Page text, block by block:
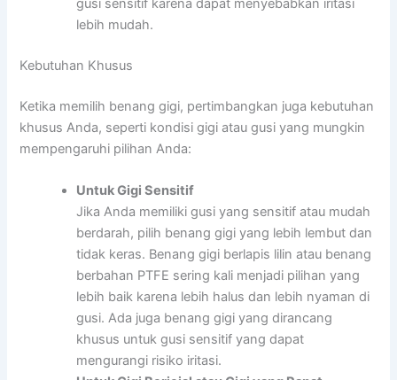
gusi sensitif karena dapat menyebabkan iritasi
lebih mudah.
Kebutuhan Khusus
Ketika memilih benang gigi, pertimbangkan juga kebutuhan
khusus Anda, seperti kondisi gigi atau gusi yang mungkin
mempengaruhi pilihan Anda:
Untuk Gigi Sensitif
Jika Anda memiliki gusi yang sensitif atau mudah
berdarah, pilih benang gigi yang lebih lembut dan
tidak keras. Benang gigi berlapis lilin atau benang
berbahan PTFE sering kali menjadi pilihan yang
lebih baik karena lebih halus dan lebih nyaman di
gusi. Ada juga benang gigi yang dirancang
khusus untuk gusi sensitif yang dapat
mengurangi risiko iritasi.